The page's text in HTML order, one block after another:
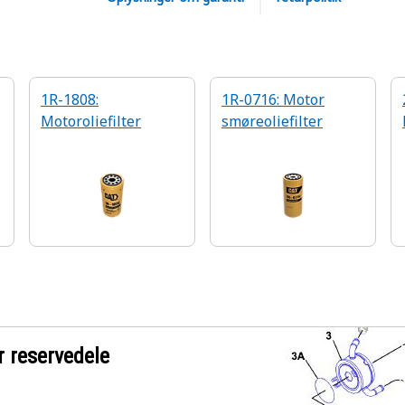
1R-1808:
Motoroliefilter
1R-0716: Motor
smøreoliefilter
reservedele